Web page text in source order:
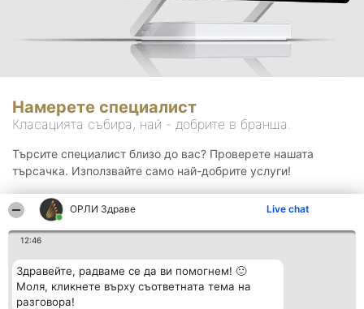
ОРЛИ Здраве Live chat
12:46
Здравейте, радваме се да ви помогнем! 🙂
Моля, кликнете върху съответната тема на
разговора!
Намерете специалист
Класацията събира, най - добрите в бранша.
Търсите специалист близо до вас? Проверете нашата
търсачка. Използвайте само най-добрите услуги!